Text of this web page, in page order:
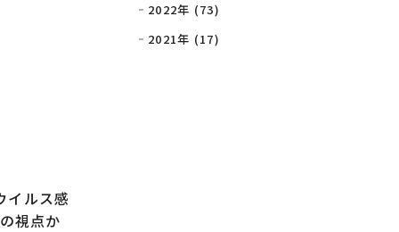
イルス感
視点か
2022年 (73)
2021年 (17)